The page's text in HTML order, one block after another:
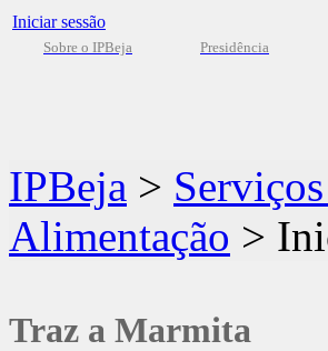
Iniciar sessão
Sobre o IPBeja Presidência
IPBeja >
Alimentação >
Traz a Marmita